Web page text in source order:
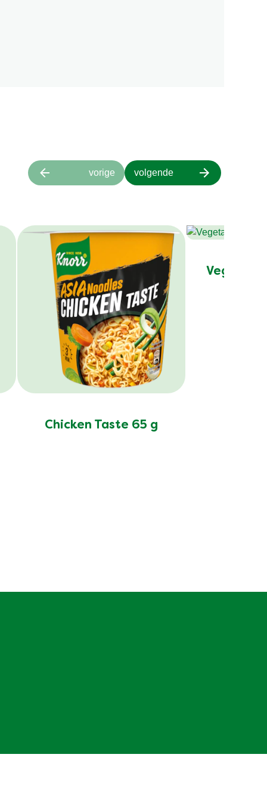
Chicken Taste 65 g
vorige volgende